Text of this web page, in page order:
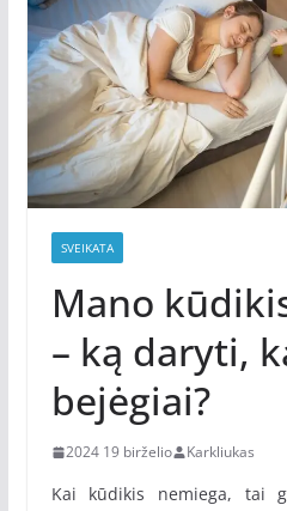
SVEIKATA
Mano
– ką daryti,
bejėgiai?
2024 19 birželio Karkliukas
Kai kūdikis nemiega, tai